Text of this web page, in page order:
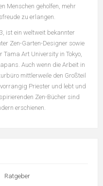
Menschen geholfen, mehr
zu erlangen.
ist ein weltweit bekannter
Zen-Garten-Designer sowie
Art University in Tokyo,
Auch wenn die Arbeit in
mittlerweile den Großteil
Priester und lebt und
Zen-Bücher sind
erschienen.
Ratgeber